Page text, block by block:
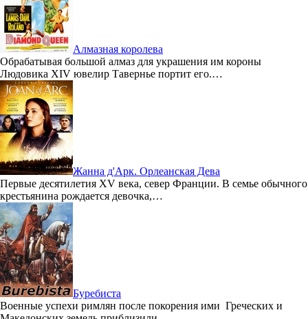
Алмазная королева
Обрабатывая большой алмаз для украшения им короны
Людовика XIV ювелир Тавернье портит его.…
Жанна д'Арк. Орлеанская Дева
Первые десятилетия XV века, север Франции. В семье обычного
крестьянина рождается девочка,…
Буребиста
Военные успехи римлян после покорения ими Греческих и